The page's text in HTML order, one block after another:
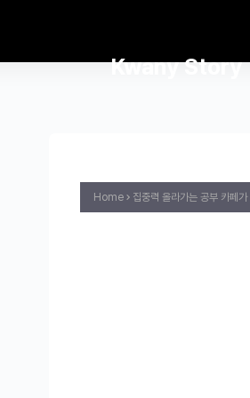
Kwany Story
Home 집중력 올라가는 공부 카페